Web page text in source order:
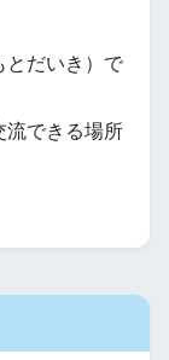
とだいき）で
流できる場所